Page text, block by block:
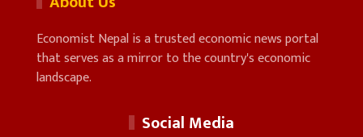
Economist Nepal is a trusted economic news portal
that serves as a mirror to the country's economic
landscape.
Social Media